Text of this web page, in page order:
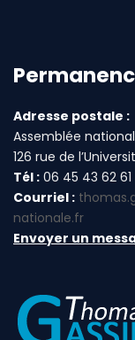
Adresse postale :
Assemblée
126 rue de
Tél : 06 45 43 62 61
Courriel :
nationale.fr
Envoyer un